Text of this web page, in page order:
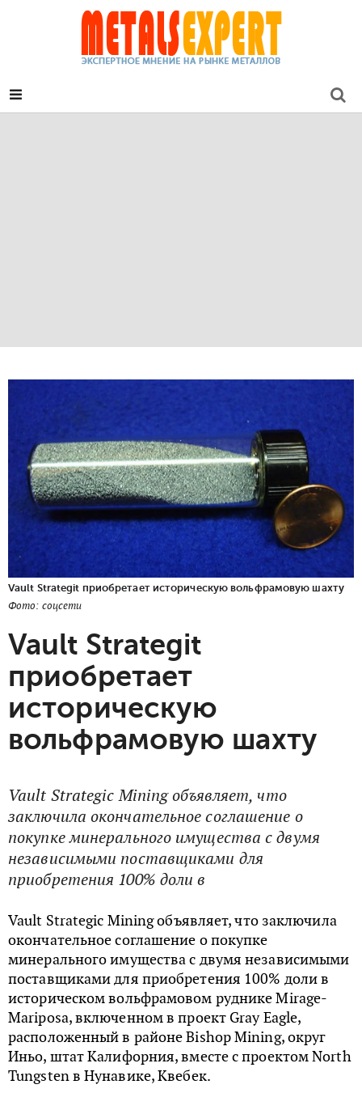
Vault Strategit приобретает историческую вольфрамовую шахту
Фото: соцсети
Vault Strategit
приобретает
историческую
вольфрамовую шахту
Vault Strategic Mining объявляет, что
заключила окончательное соглашение о
покупке минерального имущества с двумя
независимыми поставщиками для
приобретения 100% доли в
Vault Strategic Mining объявляет, что заключила
окончательное соглашение о покупке
минерального имущества с двумя независимыми
поставщиками для приобретения 100% доли в
историческом вольфрамовом руднике Mirage-
Mariposa, включенном в проект Gray Eagle,
расположенный в районе Bishop Mining, округ
Иньо, штат Калифорния, вместе с проектом North
Tungsten в Нунавике, Квебек.